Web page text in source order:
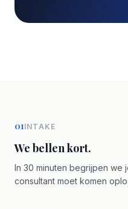
01INTAKE
We bellen kort.
In 30 minuten begrijpen we
consultant moet komen